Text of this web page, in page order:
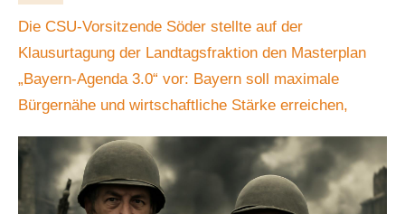
Die CSU-Vorsitzende Söder stellte auf der
Klausurtagung der Landtagsfraktion den Masterplan
„Bayern-Agenda 3.0“ vor: Bayern soll maximale
Bürgernähe und wirtschaftliche Stärke erreichen,